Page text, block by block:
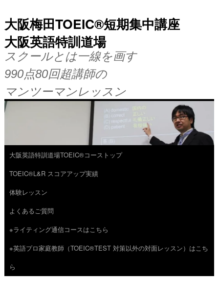
大阪梅田TOEIC®短期集中講座
大阪英語特訓道場
スクールとは一線を画す
990点80回超講師の
マンツーマンレッスン
コ
ン
テ
ン
ツ
へ
ス
大阪英語特訓道場TOEIC®コーストップ
TOEIC®L&R スコアアップ実績
体験レッスン
よくあるご質問
※ライティング通信コースはこちら
※英語プロ家庭教師（TOEIC®TEST 対策以外の対面レッスン）はこち
ら